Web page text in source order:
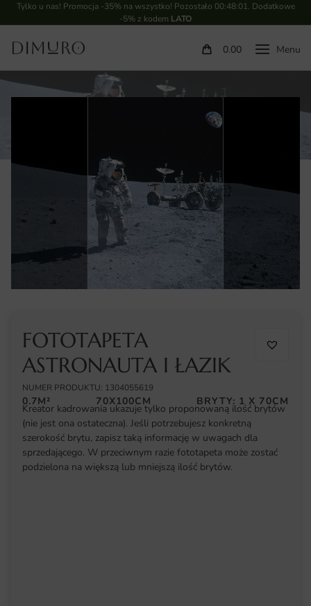
Tylko u nas! Promocja -35% na wszystko! Pozostało 00:48:00. Dodatkowe
-5% z kodem LATO
0.00
FOTOTAPETA
ASTRONAUTA I ŁAZIK
NUMER PRODUKTU: 1304055619
0.7M² 70X100CM BRYTY: 1 X 70CM
Kreator kadrowania ukazuje tylko proponowaną ilość brytów
(nie jest ona ostateczna). Jeśli potrzebujesz konkretną
szerokość brytu, zapisz taką informację w uwagach dla
sprzedającego. W przeciwnym razie fototapeta może zostać
podzielona na większą lub mniejszą ilość brytów.